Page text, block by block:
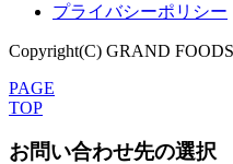
プライバシーポリシー
Copyright(C) GRAND
PAGE
TOP
お問い合わせ先の選択